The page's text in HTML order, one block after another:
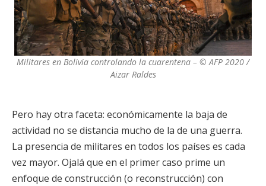
Militares en Bolivia controlando la cuarentena – © AFP 2020 /
Aizar Raldes
Pero hay otra faceta: económicamente la baja de
actividad no se distancia mucho de la de una guerra.
La presencia de militares en todos los países es cada
vez mayor. Ojalá que en el primer caso prime un
enfoque de construcción (o reconstrucción) con